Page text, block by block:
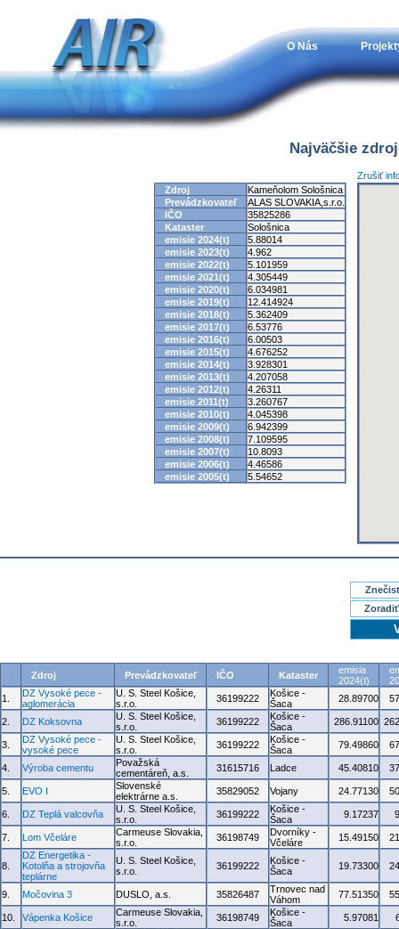
O Nás
Najväčšie
Zrušiť
Zdroj
Kameňolom Sološnica
Prevádzkovateľ
ALAS SLOVAKIA,s.r.o.
IČO
35825286
Kataster
Sološnica
emisie 2024(t)
5.88014
emisie 2023(t)
4.962
emisie 2022(t)
5.101959
emisie 2021(t)
4.305449
emisie 2020(t)
6.034981
emisie 2019(t)
12.414924
emisie 2018(t)
5.362409
emisie 2017(t)
6.53776
emisie 2016(t)
6.00503
emisie 2015(t)
4.676252
emisie 2014(t)
3.928301
emisie 2013(t)
4.207058
emisie 2012(t)
4.26311
emisie 2011(t)
3.260767
emisie 2010(t)
4.045398
emisie 2009(t)
6.942399
emisie 2008(t)
7.109595
emisie 2007(t)
10.8093
emisie 2006(t)
4.46586
emisie 2005(t)
5.54652
Zdroj Prevádzkovateľ IČO Kataster
emisia
2024(t)
1.
DZ Vysoké pece -
aglomerácia
U. S. Steel Košice,
s.r.o.
36199222
Košice -
Šaca
28.89700
2. DZ Koksovna
U. S. Steel Košice,
s.r.o.
36199222
Košice -
Šaca
286.91100
3.
DZ Vysoké pece -
vysoké pece
U. S. Steel Košice,
s.r.o.
36199222
Košice -
Šaca
79.49860
4. Výroba cementu
Považská
cementáreň, a.s.
31615716 Ladce 45.40810
5. EVO I
Slovenské
elektrárne a.s.
35829052 Vojany 24.77130
6. DZ Teplá valcovňa
U. S. Steel Košice,
s.r.o.
36199222
Košice -
Šaca
9.17237
7. Lom Včeláre
Carmeuse Slovakia,
s.r.o.
36198749
Dvorníky -
Včeláre
15.49150
8.
DZ Energetika -
Kotolňa a strojovňa
teplárne
U. S. Steel Košice,
s.r.o.
36199222
Košice -
Šaca
19.73300
9. Močovina 3 DUSLO, a.s. 35826487
Trnovec nad
Váhom
77.51350
10. Vápenka Košice
Carmeuse Slovakia,
s.r.o.
36198749
Košice -
Šaca
5.97081